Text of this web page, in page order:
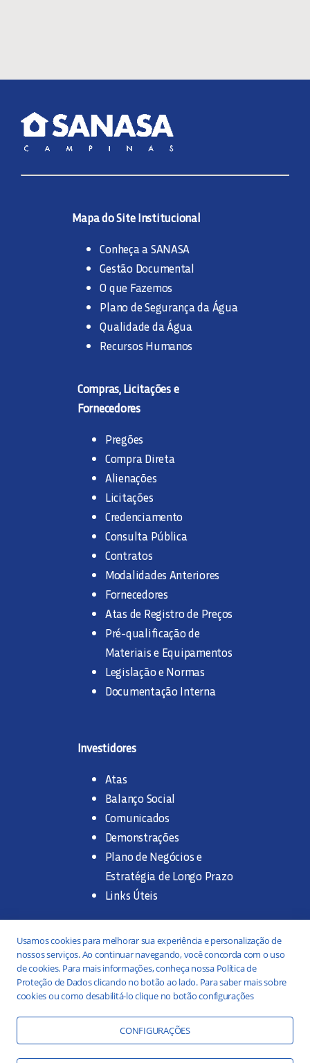
Mapa do Site Institucional
Conheça a SANASA
Gestão Documental
O que Fazemos
Plano de Segurança da Água
Qualidade da Água
Recursos Humanos
Compras, Licitações e
Fornecedores
Pregões
Compra Direta
Alienações
Licitações
Credenciamento
Consulta Pública
Contratos
Modalidades Anteriores
Fornecedores
Atas de Registro de Preços
Pré-qualificação de
Materiais e Equipamentos
Legislação e Normas
Documentação Interna
Investidores
Atas
Balanço Social
Comunicados
Demonstrações
Plano de Negócios e
Estratégia de Longo Prazo
Links Úteis
Trabalhe na SANASA
Concurso Público
Estágio
Portal da Transparência
Práticas ESG
Usamos cookies para melhorar sua experiência e personalização de
nossos serviços. Ao continuar navegando, você concorda com o uso
de cookies. Para mais informações, conheça nossa Política de
Proteção de Dados clicando no botão ao lado. Para saber mais sobre
cookies ou como desabilitá-lo clique no botão configurações
CONFIGURAÇÕES